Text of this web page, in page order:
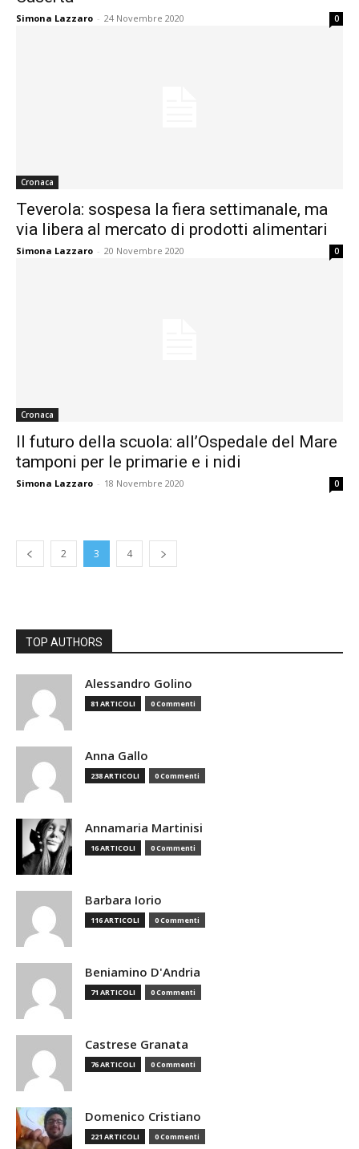
Simona Lazzaro - 24 Novembre 2020 0
Cronaca
Teverola: sospesa la fiera settimanale, ma
via libera al mercato di prodotti alimentari
Simona Lazzaro - 20 Novembre 2020 0
Cronaca
Il futuro della scuola: all’Ospedale del Mare
tamponi per le primarie e i nidi
Simona Lazzaro - 18 Novembre 2020 0
2 3 4
TOP AUTHORS
Alessandro Golino
81 ARTICOLI 0 Commenti
Anna Gallo
238 ARTICOLI 0 Commenti
Annamaria Martinisi
16 ARTICOLI 0 Commenti
Barbara Iorio
116 ARTICOLI 0 Commenti
Beniamino D'Andria
71 ARTICOLI 0 Commenti
Castrese Granata
76 ARTICOLI 0 Commenti
Domenico Cristiano
221 ARTICOLI 0 Commenti